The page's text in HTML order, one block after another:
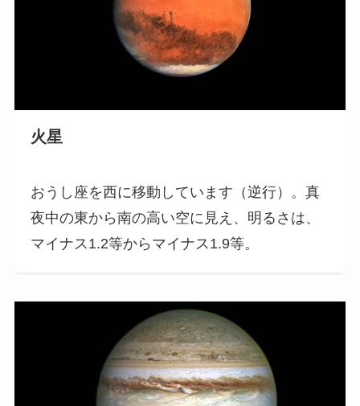
火星
おうし座を西に移動しています（逆行）。真
夜中の東から南の高い空に見え、明るさは、
マイナス1.2等からマイナス1.9等。